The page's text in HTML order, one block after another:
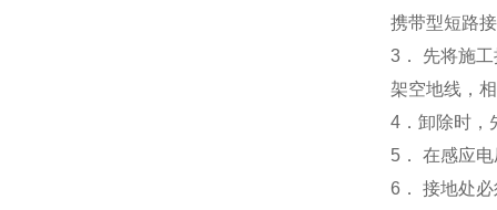
携带型短路
3． 先将施
架空地线，
4． 卸除时，
5． 在感应
6． 接地处